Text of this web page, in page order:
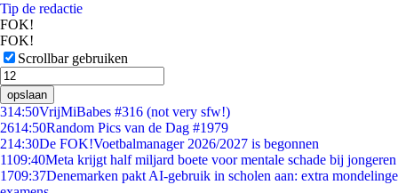
Tip de redactie
FOK!
FOK!
Scrollbar gebruiken
opslaan
314:50VrijMiBabes #316 (not very sfw!)
2614:50Random Pics van de Dag #1979
214:30De FOK!Voetbalmanager 2026/2027 is begonnen
1109:40Meta krijgt half miljard boete voor mentale schade bij jongeren
1709:37Denemarken pakt AI-gebruik in scholen aan: extra mondelinge